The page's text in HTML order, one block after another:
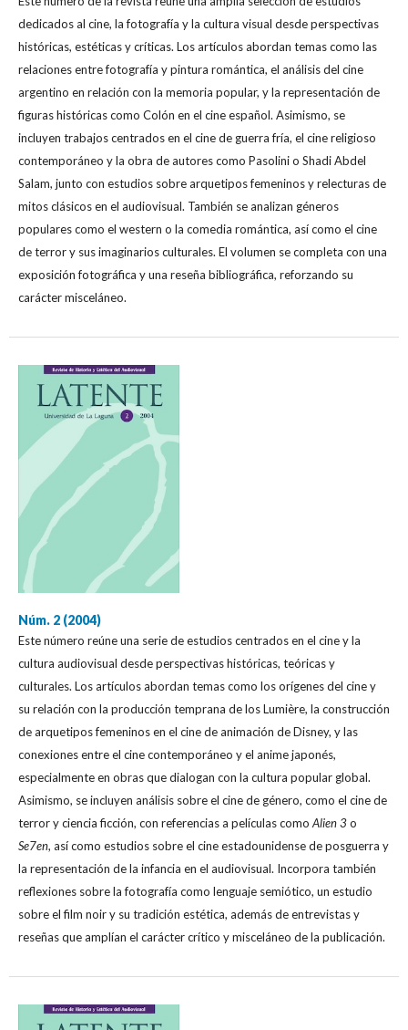
dedicados al cine, la fotografía y la cultura visual desde perspectivas
históricas, estéticas y críticas. Los artículos abordan temas como las
relaciones entre fotografía y pintura romántica, el análisis del cine
argentino en relación con la memoria popular, y la representación de
figuras históricas como Colón en el cine español. Asimismo, se
incluyen trabajos centrados en el cine de guerra fría, el cine religioso
contemporáneo y la obra de autores como Pasolini o Shadi Abdel
Salam, junto con estudios sobre arquetipos femeninos y relecturas de
mitos clásicos en el audiovisual. También se analizan géneros
populares como el western o la comedia romántica, así como el cine
de terror y sus imaginarios culturales. El volumen se completa con una
exposición fotográfica y una reseña bibliográfica, reforzando su
carácter misceláneo.
Núm. 2 (2004)
Este número reúne una serie de estudios centrados en el cine y la
cultura audiovisual desde perspectivas históricas, teóricas y
culturales. Los artículos abordan temas como los orígenes del cine y
su relación con la producción temprana de los Lumière, la construcción
de arquetipos femeninos en el cine de animación de Disney, y las
conexiones entre el cine contemporáneo y el anime japonés,
especialmente en obras que dialogan con la cultura popular global.
Asimismo, se incluyen análisis sobre el cine de género, como el cine de
terror y ciencia ficción, con referencias a películas como Alien 3o
Se7en, así como estudios sobre el cine estadounidense de posguerra y
la representación de la infancia en el audiovisual. Incorpora también
reflexiones sobre la fotografía como lenguaje semiótico, un estudio
sobre el film noir y su tradición estética, además de entrevistas y
reseñas que amplían el carácter crítico y misceláneo de la publicación.